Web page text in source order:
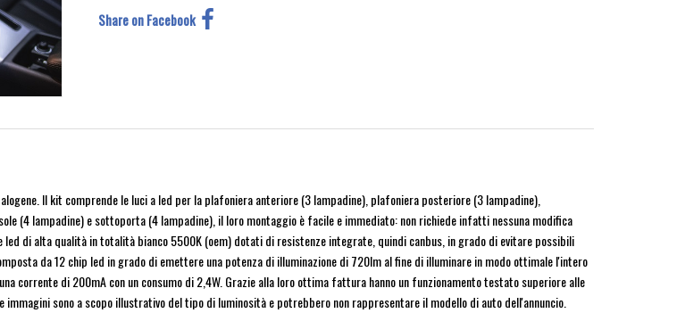
Share on Facebook
Il kit comprende le luci a led per la plafoniera anteriore (3 lampadine), plafoniera posteriore (3 lampadine),
(4 lampadine) e sottoporta (4 lampadine), il loro montaggio è facile e immediato: non richiede infatti nessuna modifica
di alta qualità in totalità bianco 5500K (oem) dotati di resistenze integrate, quindi canbus, in grado di evitare possibili
da 12 chip led in grado di emettere una potenza di illuminazione di 720lm al fine di illuminare in modo ottimale l'intero
corrente di 200mA con un consumo di 2,4W. Grazie alla loro ottima fattura hanno un funzionamento testato superiore alle
sono a scopo illustrativo del tipo di luminosità e potrebbero non rappresentare il modello di auto dell'annuncio.